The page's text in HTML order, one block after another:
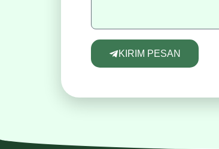
KIRIM PESAN